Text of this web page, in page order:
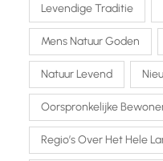
Levendige Traditie
Mens Natuur Goden
Natuur Levend
Oorspronkelijke
Regio’s Over Het Hele